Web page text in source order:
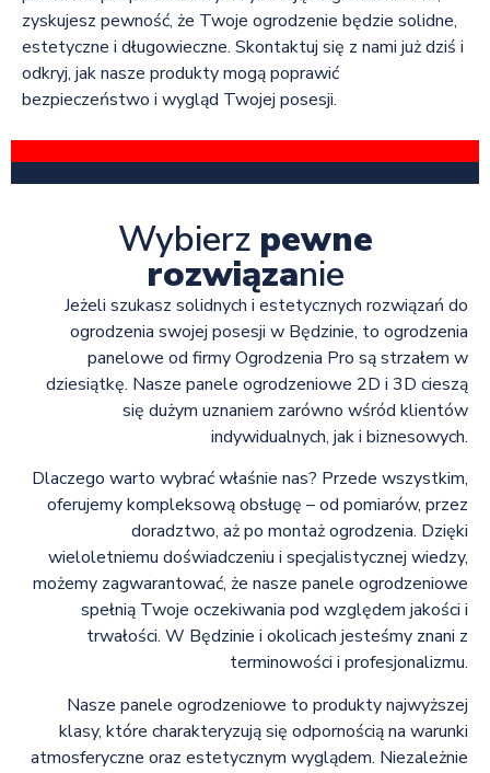
zyskujesz pewność, że Twoje ogrodzenie będzie solidne,
estetyczne i długowieczne. Skontaktuj się z nami już dziś i
odkryj, jak nasze produkty mogą poprawić
bezpieczeństwo i wygląd Twojej posesji.
Wybierz pewne
rozwiązanie
Jeżeli szukasz solidnych i estetycznych rozwiązań do
ogrodzenia swojej posesji w Będzinie, to ogrodzenia
panelowe od firmy Ogrodzenia Pro są strzałem w
dziesiątkę. Nasze panele ogrodzeniowe 2D i 3D cieszą
się dużym uznaniem zarówno wśród klientów
indywidualnych, jak i biznesowych.
Dlaczego warto wybrać właśnie nas? Przede wszystkim,
oferujemy kompleksową obsługę – od pomiarów, przez
doradztwo, aż po montaż ogrodzenia. Dzięki
wieloletniemu doświadczeniu i specjalistycznej wiedzy,
możemy zagwarantować, że nasze panele ogrodzeniowe
spełnią Twoje oczekiwania pod względem jakości i
trwałości. W Będzinie i okolicach jesteśmy znani z
terminowości i profesjonalizmu.
Nasze panele ogrodzeniowe to produkty najwyższej
klasy, które charakteryzują się odpornością na warunki
atmosferyczne oraz estetycznym wyglądem. Niezależnie